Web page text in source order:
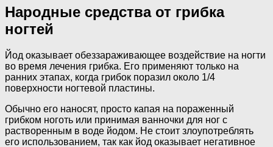
Народные средства от грибка
ногтей
Йод оказывает обеззараживающее воздействие на ногти
во время лечения грибка. Его применяют только на
ранних этапах, когда грибок поразил около 1/4
поверхности ногтевой пластины.
Обычно его наносят, просто капая на пораженный
грибком ноготь или принимая ванночки для ног с
растворенным в воде йодом. Не стоит злоупотреблять
его использованием, так как йод оказывает негативное